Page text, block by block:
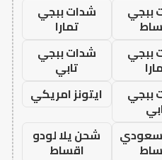
ببجي شدات ببجي
تمارا
ببجي
شدات ببجي
تابي
ببجي
ايتونز امريكي
سعودي
شحن يلا لودو
اقساط